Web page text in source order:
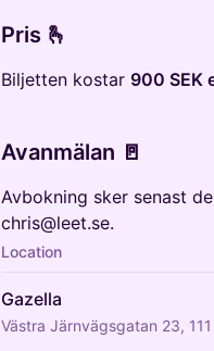
Pris 🫰
Biljetten kostar 900 SEK
Avanmälan 🚪
Avbokning sker senast
chris@leet.se.
Location
Gazella
Västra Järnvägsgatan 23,